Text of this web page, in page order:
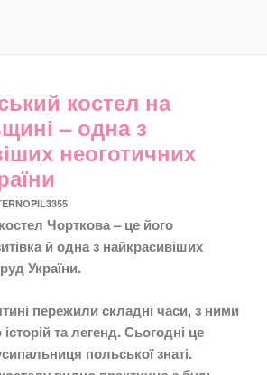
костел на
– одна з
неоготичних
Чорткова – це його
й одна з найкрасивіших
України.
пережили складні часи, з ними
історій та легенд. Сьогодні це
польської знаті.